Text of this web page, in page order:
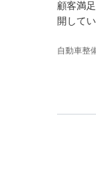
顧客満
開してい
自動車